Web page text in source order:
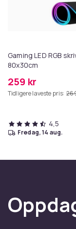
Gaming LED RGB
80x30cm
259 kr
Tidligere laveste pris:
4,5
fredag, 14 aug.